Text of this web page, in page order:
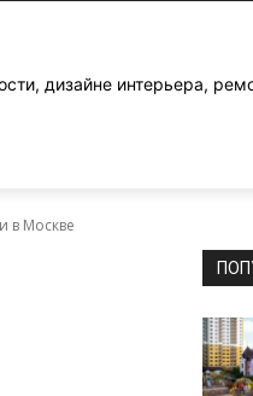
дизайне интерьера,
в Москве